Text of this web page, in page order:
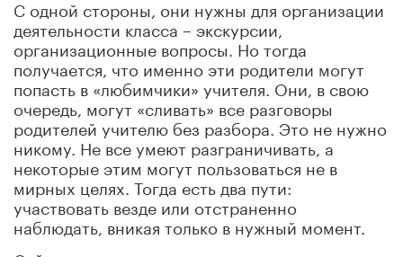
С одной стороны, они нужны для организации
деятельности класса – экскурсии,
организационные вопросы. Но тогда
получается, что именно эти родители могут
попасть в «любимчики» учителя. Они, в свою
очередь, могут «сливать» все разговоры
родителей учителю без разбора. Это не нужно
никому. Не все умеют разграничивать, а
некоторые этим могут пользоваться не в
мирных целях. Тогда есть два пути:
участвовать везде или отстраненно
наблюдать, вникая только в нужный момент.